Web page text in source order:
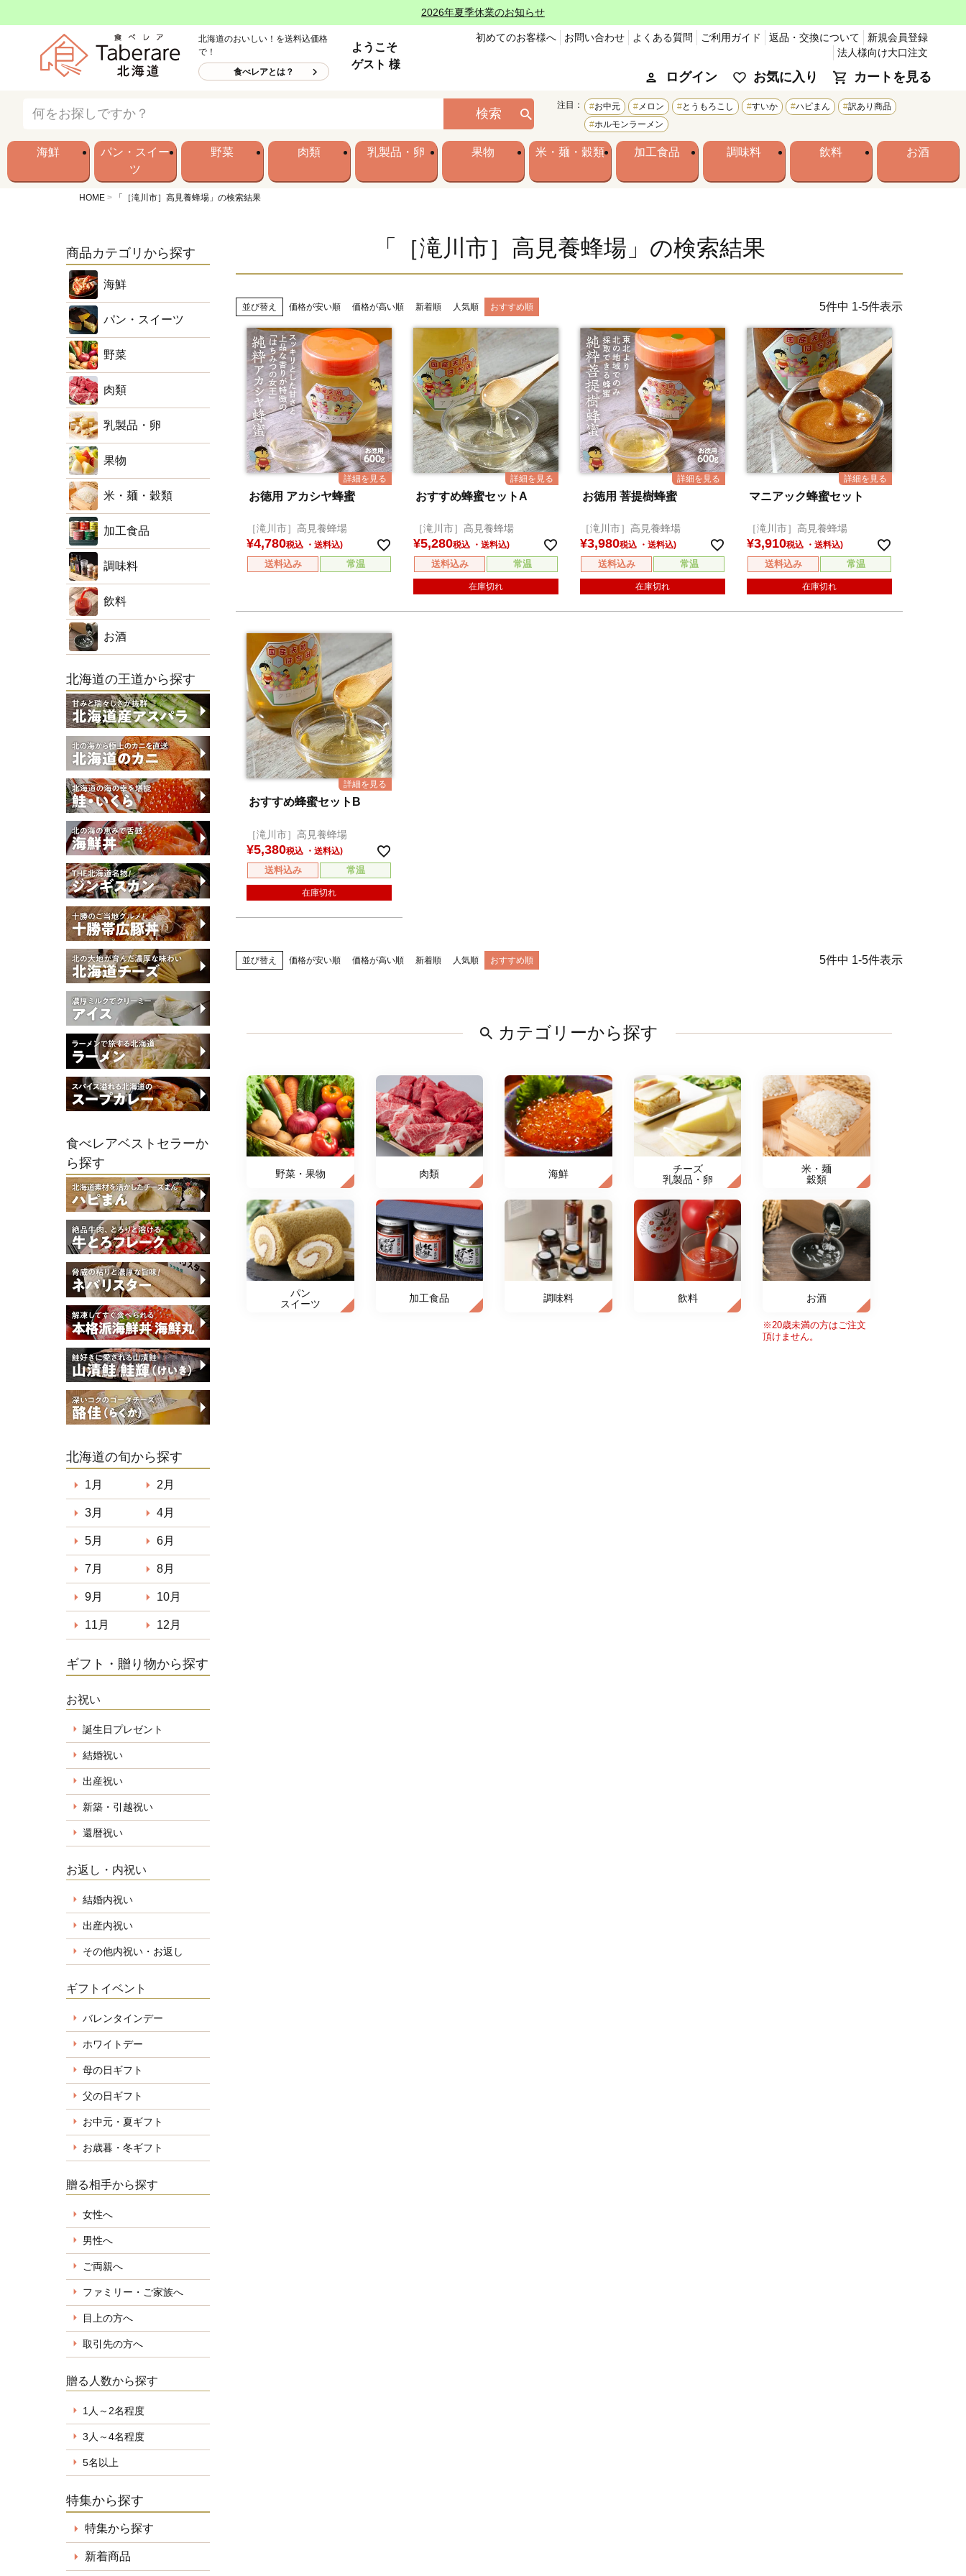
2026年夏季休業のお知らせ
北海道のおいしい！を送料込価格
で！
食べレアとは？
ようこそ
ゲスト 様
初めてのお客様へ お問い合わせ よくある質問 ご利用ガイド 返品・交換について
新規会員登録
法人様向け大口注文
ログイン お気に入り カートを見る
検索
注目： お中元 メロン とうもろこし すいか ハピまん
訳あり商品
ホルモンラーメン
海鮮
パン・スイー
ツ
野菜 肉類 乳製品・卵 果物 米・麺・穀類 加工食品 調味料 飲料 お酒
HOME 「［滝川市］高見養蜂場」の検索結果
商品カテゴリから探す
海鮮
パン・スイーツ
野菜
肉類
乳製品・卵
果物
米・麺・穀類
加工食品
調味料
飲料
お酒
北海道の王道から探す
食べレアベストセラーか
ら探す
北海道の旬から探す
1月 2月
3月 4月
5月 6月
7月 8月
9月 10月
11月 12月
ギフト・贈り物から探す
お祝い
誕生日プレゼント
結婚祝い
出産祝い
新築・引越祝い
還暦祝い
お返し・内祝い
結婚内祝い
出産内祝い
その他内祝い・お返し
ギフトイベント
バレンタインデー
ホワイトデー
母の日ギフト
父の日ギフト
お中元・夏ギフト
お歳暮・冬ギフト
贈る相手から探す
女性へ
男性へ
ご両親へ
ファミリー・ご家族へ
目上の方へ
取引先の方へ
贈る人数から探す
1人～2名程度
3人～4名程度
5名以上
特集から探す
特集から探す
新着商品
「［滝川市］高見養蜂場」の検索結果
並び替え 価格が安い順 価格が高い順 新着順 人気順 おすすめ順 5件中 1-5件表示
お徳用 アカシヤ蜂蜜
［滝川市］高見養蜂場
¥4,780税込
送料込み 常温
おすすめ蜂蜜セットA
［滝川市］高見養蜂場
¥5,280税込
送料込み 常温
在庫切れ
お徳用 菩提樹蜂蜜
［滝川市］高見養蜂場
¥3,980税込
送料込み 常温
在庫切れ
マニアック蜂蜜セット
［滝川市］高見養蜂場
¥3,910税込
送料込み 常温
在庫切れ
おすすめ蜂蜜セットB
［滝川市］高見養蜂場
¥5,380税込
送料込み 常温
在庫切れ
並び替え 価格が安い順 価格が高い順 新着順 人気順 おすすめ順 5件中 1-5件表示
カテゴリーから探す
野菜・果物 肉類 海鮮
チーズ
乳製品・卵
米・麺
穀類
パン
スイーツ
加工食品 調味料 飲料 お酒
※20歳未満の方はご注文
頂けません。